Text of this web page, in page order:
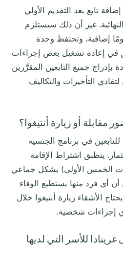
تابع بعد التقديم الأولي
غير أن ذلك سيستلزم
إضافية، وتحتفظ وحدة
في إعادة تشغيل بعض إجراءات
بإدراج جميع التابعين المقرَّرين
التأخيرات والتكاليف
أو زيارة أنتيغوا؟
في برنامج الجنسية
ينطبق اشتراط الإقامة
الخمس الأولى) بشكل جماعي
أي فرد منها يستطيع الوفاء
الأشقاء زيارة أنتيغوا خلال
إجراءات شخصية.
للأسر التي لديها